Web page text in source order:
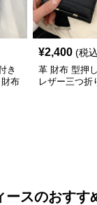
き
布
¥2,400 (税
革 財布 型押
レザー三つ折
ースのおすす